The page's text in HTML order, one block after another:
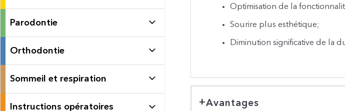
Parodontie
Orthodontie
Sommeil et respiration
Instructions opératoires
Optimisation de la
Sourire plus esthétique;
Diminution significative de la
Avantages